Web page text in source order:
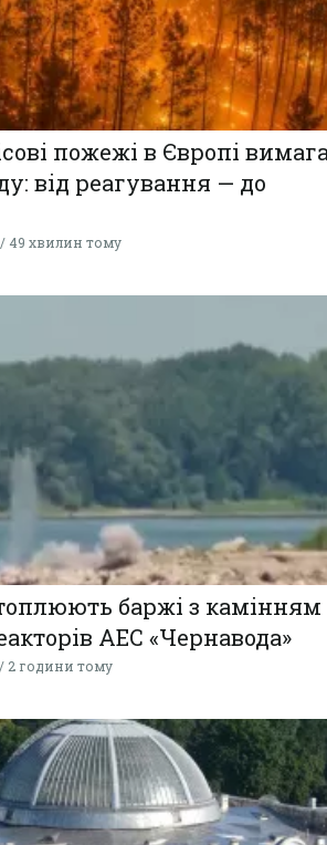
пожежі в Європі
від реагування — до
49 хвилин тому
баржі з
АЕС «Чернавода»
2 години тому